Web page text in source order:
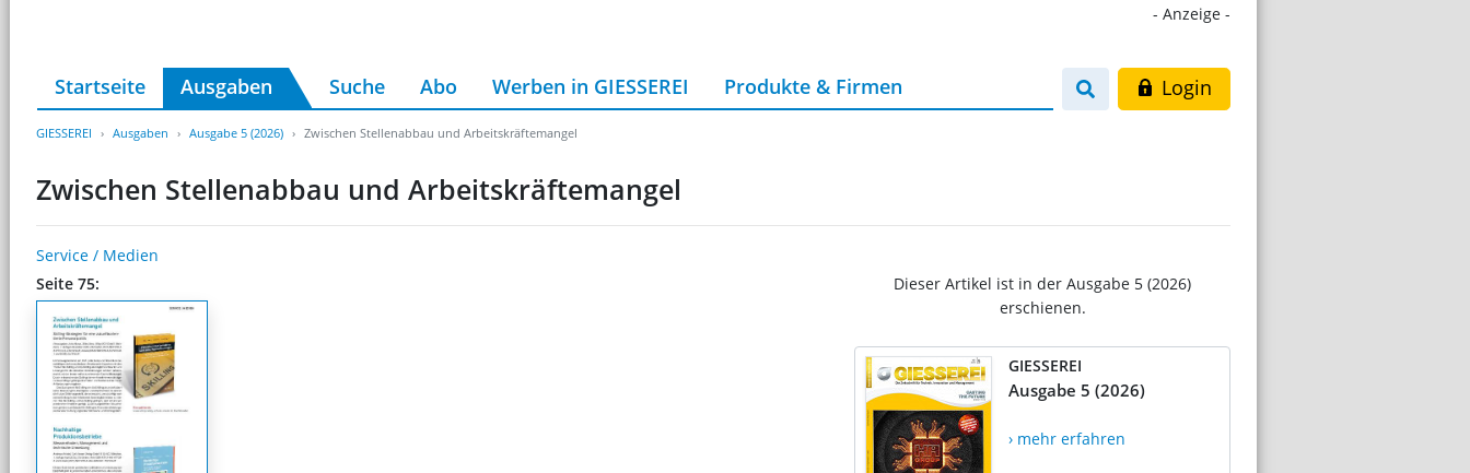
- Anzeige -
Startseite Ausgaben Suche Abo Werben in GIESSEREI Produkte & Firmen Login
GIESSEREI Ausgaben Ausgabe 5 (2026) Zwischen Stellenabbau und Arbeitskräftemangel
Zwischen Stellenabbau und Arbeitskräftemangel
Service / Medien
Seite 75:
Dieser Artikel ist in der Ausgabe 5 (2026)
erschienen.
GIESSEREI
Ausgabe 5 (2026)
› mehr erfahren